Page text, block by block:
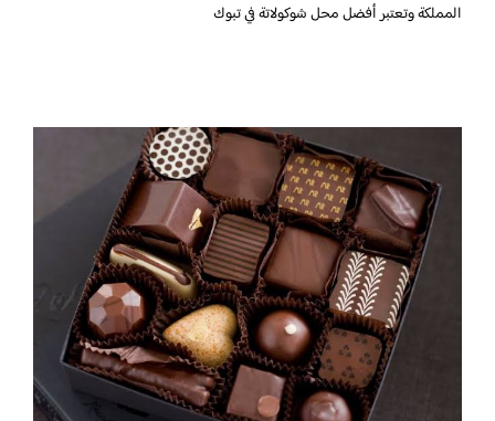
المملكة وتعتبر أفضل محل شوكولاتة في تبوك